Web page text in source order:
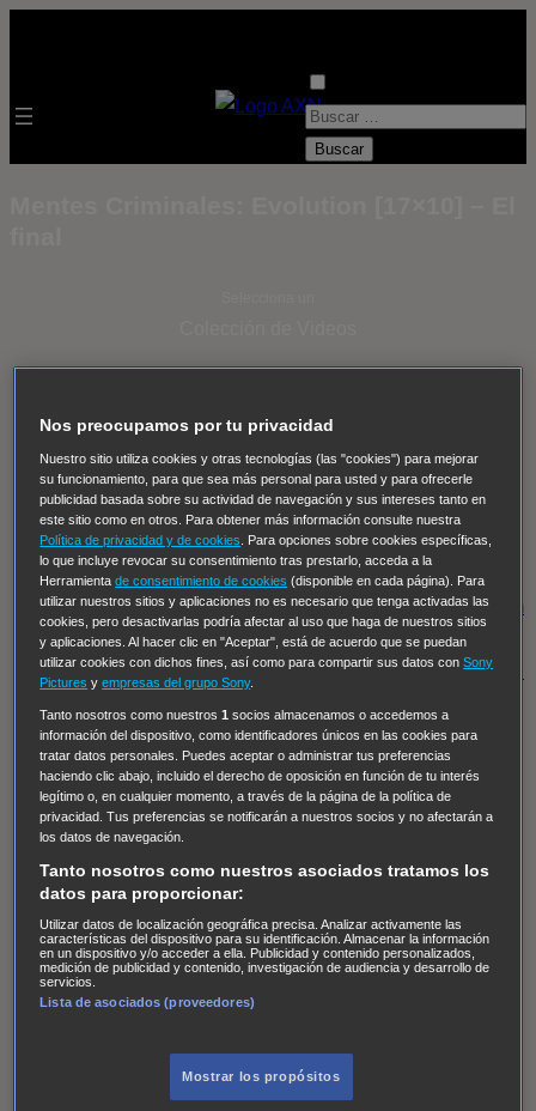
B
Thomas, el ojo del FBI Pan Am Dawson crece
Insomnia El Guardián The Blacklist Cinco en familia
Hudson & Rex Diez libras y un sueño Mr Loverman
Regreso al futuro III NUEVE CUERPOS Los últimos
caballeros Tormenta infinita Sing Street Cobra Kai
Tom
y Lola High Country Los casos de Susan Ryeland:
Moonflower Murders Twisted Metal Mentes Criminales:
Hailey Dean Without Sin: Libre de Culpa Morbius
NCIS: Nueva Orleans
Pandora En fuera de juego
The Shield: Al margen de la ley Duplicated Preacher
The Killing Kind
Chicago Fire Monarch Circuito cerradoAlert: Unidad
de personas desaparecidas
Ladrón de guante blanco Hannibal Daños y Perjuicios
AXN Masters of Sex Three PinesAccused CarterAlice
Nevers Crossing Lines
Magpie Murders Blindspot Coyote
Nos preocupamos por tu privacidad
Nuestro sitio utiliza cookies y otras tecnologías (las "cookies") para mejorar
su funcionamiento, para que sea más personal para usted y para ofrecerle
publicidad basada sobre su actividad de navegación y sus intereses tanto en
este sitio como en otros. Para obtener más información consulte nuestra
Política de privacidad y de cookies
. Para opciones sobre cookies específicas,
lo que incluye revocar su consentimiento tras prestarlo, acceda a la
Herramientade consentimiento de cookies (disponible en cada página). Para
utilizar nuestros sitios y aplicaciones no es necesario que tenga activadas las
cookies, pero desactivarlas podría afectar al uso que haga de nuestros sitios
y aplicaciones. Al hacer clic en "Aceptar", está de acuerdo que se puedan
utilizar cookies con dichos fines, así como para compartir sus datos conSony
Pictures yempresas del grupo Sony.
Tanto nosotros como nuestros1 socios almacenamos o accedemos a
información del dispositivo, como identificadores únicos en las cookies para
tratar datos personales. Puedes aceptar o administrar tus preferencias
haciendo clic abajo, incluido el derecho de oposición en función de tu interés
legítimo o, en cualquier momento, a través de la página de la política de
privacidad. Tus preferencias se notificarán a nuestros socios y no afectarán a
los datos de navegación.
Tanto nosotros como nuestros asociados tratamos los
datos para proporcionar:
Utilizar datos de localización geográfica precisa. Analizar activamente las
características del dispositivo para su identificación. Almacenar la información
en un dispositivo y/o acceder a ella. Publicidad y contenido personalizados,
medición de publicidad y contenido, investigación de audiencia y desarrollo de
servicios.
Lista de asociados (proveedores)
Mostrar los propósitos